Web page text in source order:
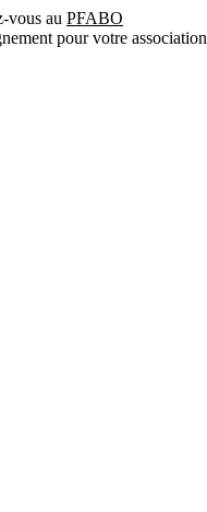
vous au PFABO
pour votre association